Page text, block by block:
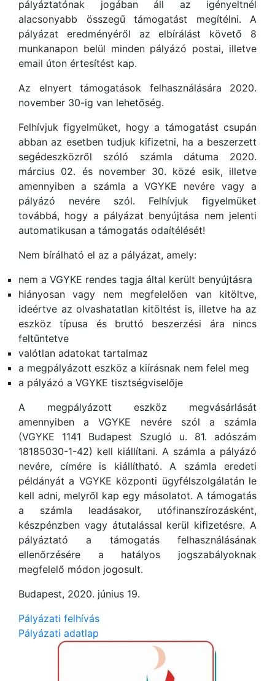
pályáztatónak jogában áll az igényeltnél
alacsonyabb összegű támogatást megítélni. A
pályázat eredményéről az elbírálást követő 8
munkanapon belül minden pályázó postai, illetve
email úton értesítést kap.
Az elnyert támogatások felhasználására 2020.
november 30-ig van lehetőség.
Felhívjuk figyelmüket, hogy a támogatást csupán
abban az esetben tudjuk kifizetni, ha a beszerzett
segédeszközről szóló számla dátuma 2020.
március 02. és november 30. közé esik, illetve
amennyiben a számla a VGYKE nevére vagy a
pályázó nevére szól. Felhívjuk figyelmüket
továbbá, hogy a pályázat benyújtása nem jelenti
automatikusan a támogatás odaítélését!
Nem bírálható el az a pályázat, amely:
nem a VGYKE rendes tagja által került benyújtásra
hiányosan vagy nem megfelelően van kitöltve,
ideértve az olvashatatlan kitöltést is, illetve ha az
eszköz típusa és bruttó beszerzési ára nincs
feltűntetve
valótlan adatokat tartalmaz
a megpályázott eszköz a kiírásnak nem felel meg
a pályázó a VGYKE tisztségviselője
A megpályázott eszköz megvásárlását
amennyiben a VGYKE nevére szól a számla
(VGYKE 1141 Budapest Szugló u. 81. adószám
18185030-1-42) kell kiállítani. A számla a pályázó
nevére, címére is kiállítható. A számla eredeti
példányát a VGYKE központi ügyfélszolgálatán le
kell adni, melyről kap egy másolatot. A támogatás
a számla leadásakor, utófinanszírozásként,
készpénzben vagy átutalással kerül kifizetésre. A
pályáztató a támogatás felhasználásának
ellenőrzésére a hatályos jogszabályoknak
megfelelő módon jogosult.
Budapest, 2020. június 19.
Pályázati felhívás
Pályázati adatlap